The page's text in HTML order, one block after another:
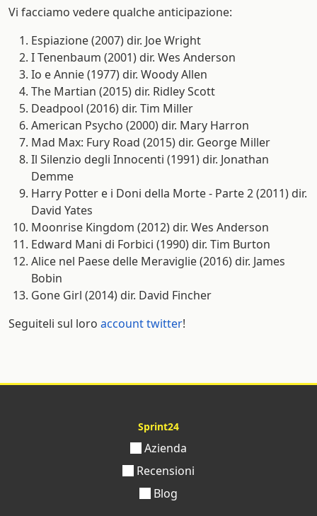
Vi facciamo vedere qualche anticipazione:
Espiazione (2007) dir. Joe Wright
I Tenenbaum (2001) dir. Wes Anderson
Io e Annie (1977) dir. Woody Allen
The Martian (2015) dir. Ridley Scott
Deadpool (2016) dir. Tim Miller
American Psycho (2000) dir. Mary Harron
Mad Max: Fury Road (2015) dir. George Miller
Il Silenzio degli Innocenti (1991) dir. Jonathan
Demme
Harry Potter e i Doni della Morte - Parte 2 (2011) dir.
David Yates
Moonrise Kingdom (2012) dir. Wes Anderson
Edward Mani di Forbici (1990) dir. Tim Burton
Alice nel Paese delle Meraviglie (2016) dir. James
Bobin
Gone Girl (2014) dir. David Fincher
Seguiteli sul loro account twitter!
Sprint24
Azienda
Recensioni
Blog